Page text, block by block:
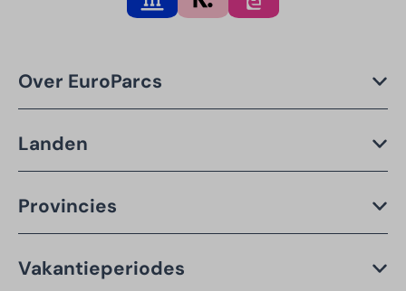
Over EuroParcs
Landen
Provincies
Vakantieperiodes